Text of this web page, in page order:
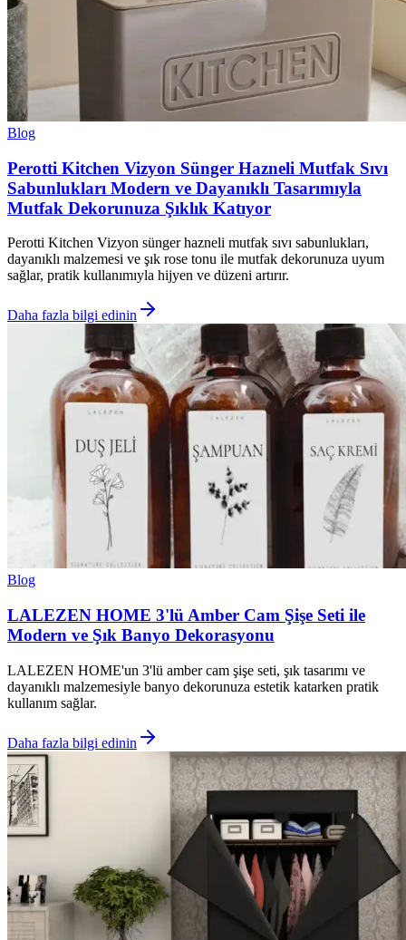
Blog
Perotti Kitchen Vizyon Sünger Hazneli Mutfak Sıvı
Sabunlukları Modern ve Dayanıklı Tasarımıyla
Mutfak Dekorunuza Şıklık Katıyor
Perotti Kitchen Vizyon sünger hazneli mutfak sıvı sabunlukları,
dayanıklı malzemesi ve şık rose tonu ile mutfak dekorunuza uyum
sağlar, pratik kullanımıyla hijyen ve düzeni artırır.
Daha fazla bilgi edinin
Blog
LALEZEN HOME 3'lü Amber Cam Şişe Seti ile
Modern ve Şık Banyo Dekorasyonu
LALEZEN HOME'un 3'lü amber cam şişe seti, şık tasarımı ve
dayanıklı malzemesiyle banyo dekorunuza estetik katarken pratik
kullanım sağlar.
Daha fazla bilgi edinin